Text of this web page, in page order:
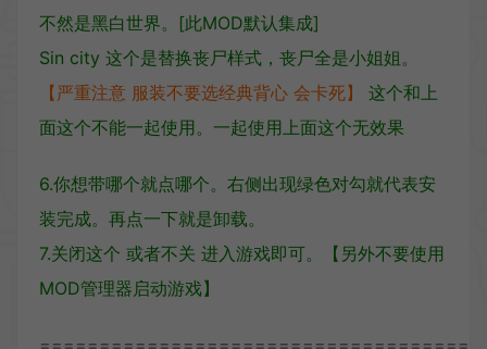
不然是黑白世界。[此MOD默认集成]
Sin city 这个是替换丧尸样式，丧尸全是小姐姐。
【严重注意 服装不要选经典背心 会卡死】
这个和上
面这个不能一起使用。一起使用上面这个无效果
6.你想带哪个就点哪个。右侧出现绿色对勾就代表安
装完成。再点一下就是卸载。
7.关闭这个 或者不关 进入游戏即可。【另外不要使用
MOD管理器启动游戏】